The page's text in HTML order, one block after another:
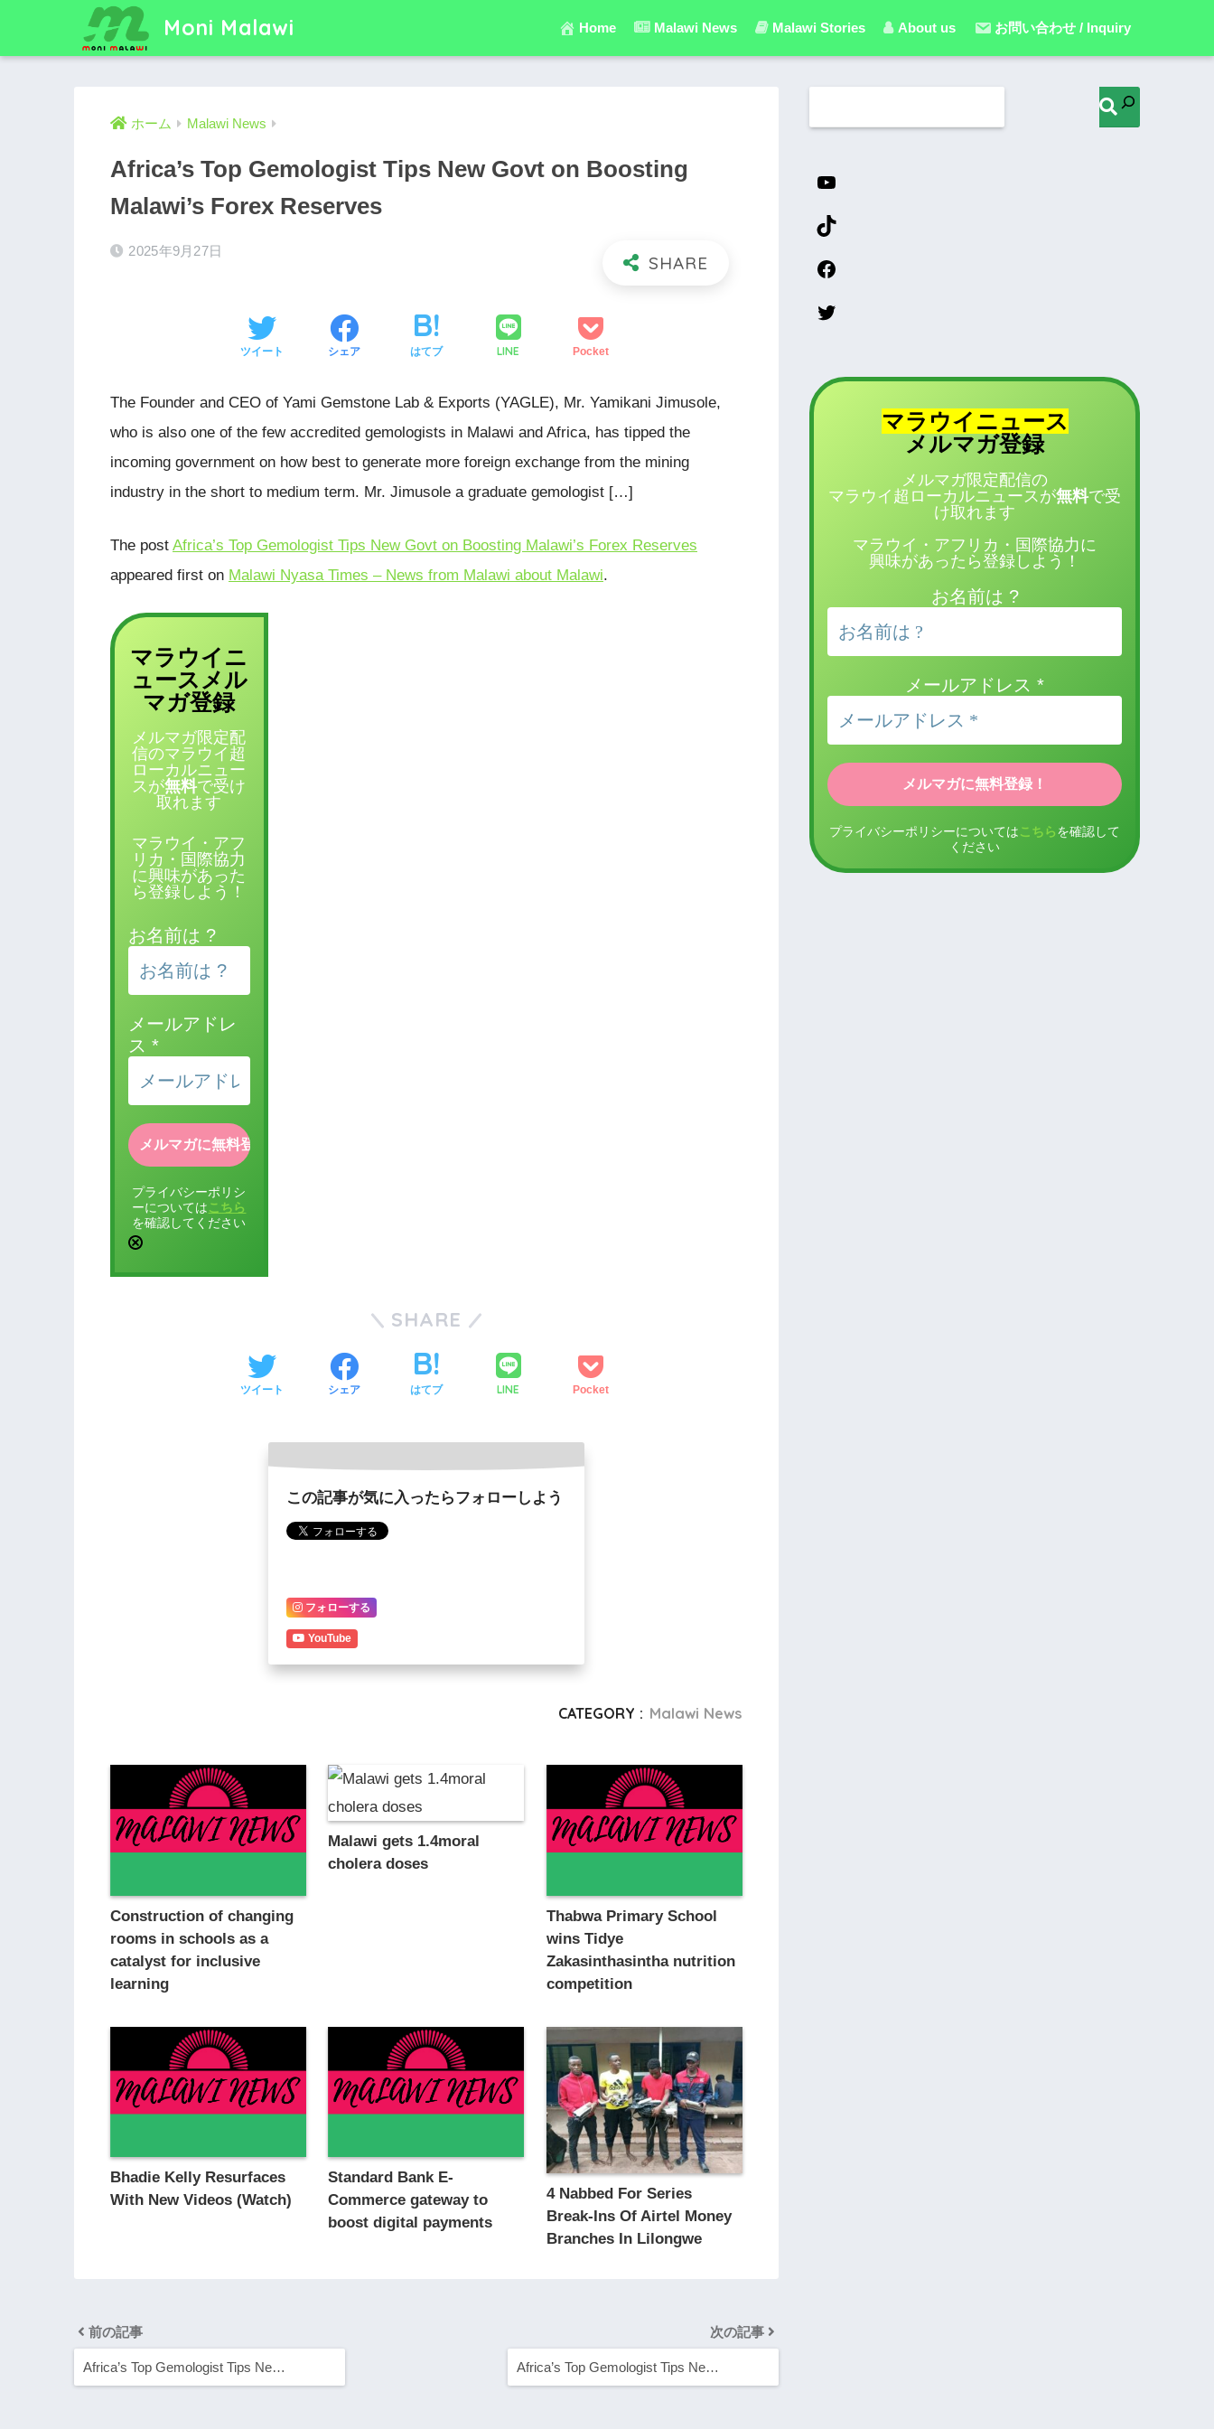
Moni Malawi Home Malawi News Malawi Stories About us お問い合わせ / Inquiry
ホーム Malawi News
Africa’s Top Gemologist Tips New Govt on Boosting
Malawi’s Forex Reserves
2025年9月27日
ツイート シェア はてブ LINE Pocket
The Founder and CEO of Yami Gemstone Lab & Exports (YAGLE), Mr. Yamikani Jimusole,
who is also one of the few accredited gemologists in Malawi and Africa, has tipped the
incoming government on how best to generate more foreign exchange from the mining
industry in the short to medium term. Mr. Jimusole a graduate gemologist […]
The post Africa’s Top Gemologist Tips New Govt on Boosting Malawi’s Forex Reserves
appeared first on Malawi Nyasa Times – News from Malawi about Malawi.
マラウイニ
ュース メル
マガ登録
メルマガ限定配
信のマラウイ超
ローカルニュー
スが無料で受け
取れます
マラウイ・アフ
リカ・国際協力
に興味があった
ら登録しよう！
お名前は ?
メールアドレ
ス *
プライバシーポリシ
ーについては こちら
を確認してください
SHARE
ツイート シェア はてブ LINE Pocket
この記事が気に入ったらフォローしよう
フォローする
YouTube
CATEGORY : Malawi News
Construction of changing
rooms in schools as a
catalyst for inclusive
learning
Malawi gets 1.4moral
cholera doses
Thabwa Primary School
wins Tidye
Zakasinthasintha nutrition
competition
Bhadie Kelly Resurfaces
With New Videos (Watch)
Standard Bank E-
Commerce gateway to
boost digital payments
4 Nabbed For Series
Break-Ins Of Airtel Money
Branches In Lilongwe
前の記事
Africa’s Top Gemologist Tips Ne…
次の記事
Africa’s Top Gemologist Tips Ne…
マラウイニュース
メルマガ登録
メルマガ限定配信の
マラウイ超ローカルニュースが無料で受
け取れます
マラウイ・アフリカ・国際協力に
興味があったら登録しよう！
お名前は ?
メールアドレス*
プライバシーポリシーについては こちら を確認して
ください